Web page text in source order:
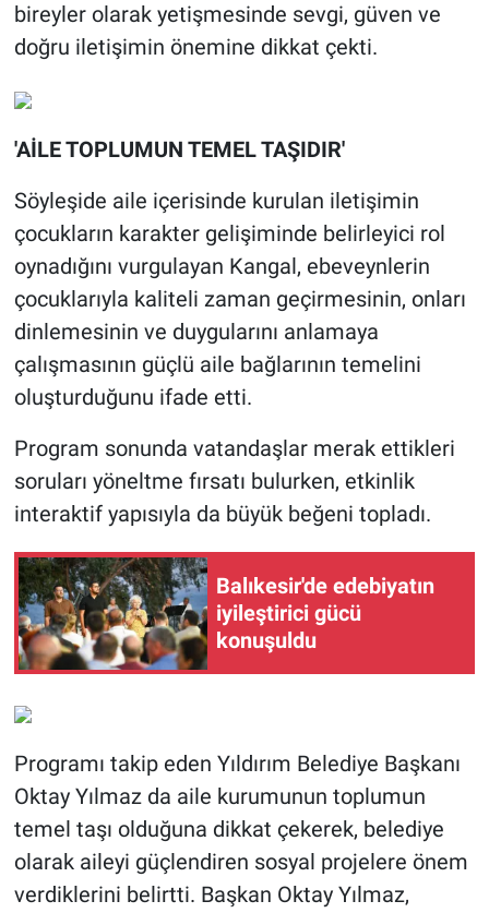
bireyler olarak yetişmesinde sevgi, güven ve
doğru iletişimin önemine dikkat çekti.
'AİLE TOPLUMUN TEMEL TAŞIDIR'
Söyleşide aile içerisinde kurulan iletişimin
çocukların karakter gelişiminde belirleyici rol
oynadığını vurgulayan Kangal, ebeveynlerin
çocuklarıyla kaliteli zaman geçirmesinin, onları
dinlemesinin ve duygularını anlamaya
çalışmasının güçlü aile bağlarının temelini
oluşturduğunu ifade etti.
Program sonunda vatandaşlar merak ettikleri
soruları yöneltme fırsatı bulurken, etkinlik
interaktif yapısıyla da büyük beğeni topladı.
Balıkesir'de edebiyatın
iyileştirici gücü
konuşuldu
Programı takip eden Yıldırım Belediye Başkanı
Oktay Yılmaz da aile kurumunun toplumun
temel taşı olduğuna dikkat çekerek, belediye
olarak aileyi güçlendiren sosyal projelere önem
verdiklerini belirtti. Başkan Oktay Yılmaz,